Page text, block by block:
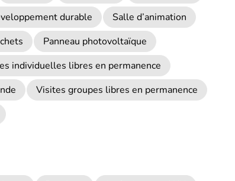
durable
Salle d’animation
Panneau photovoltaïque
individuelles libres en permanence
Visites groupes libres en permanence